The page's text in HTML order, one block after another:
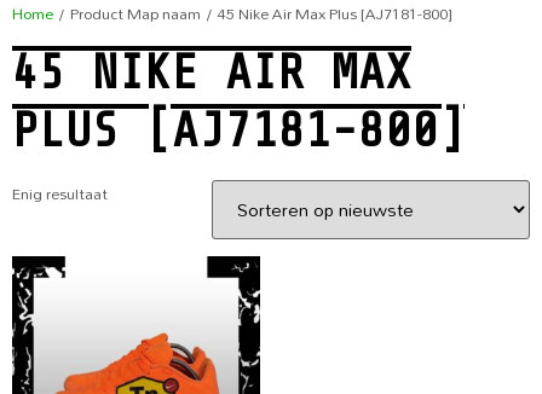
Home/ Product Map naam / 45 Nike Air Max Plus [AJ7181-800]
45 NIKE AIR MAX
PLUS [AJ7181-800]
Enig resultaat